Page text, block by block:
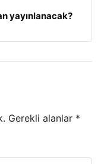
yayınlanacak?
Gerekli alanlar *